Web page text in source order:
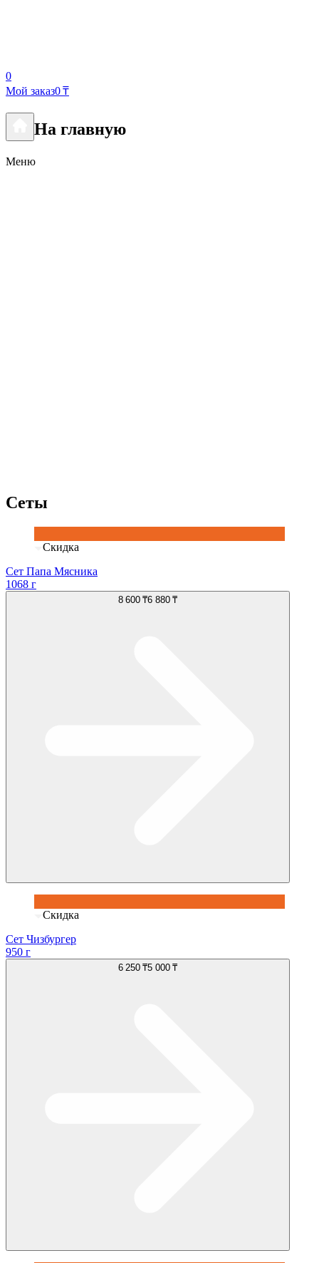
0
Мой заказ0 ₸
На главную
Меню
Сеты
Скидка
Сет Папа Мясника
1068 г
8 600 ₸6 880 ₸
Скидка
Сет Чизбургер
950 г
6 250 ₸5 000 ₸